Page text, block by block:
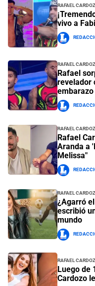
Rafael
vivo a
Rafael
Rafael
revelador
Rafael
Rafael
Aranda a
Melissa"
Rafael
¿Agarró
escribió
mundo
Rafael
Luego de
Cardozo